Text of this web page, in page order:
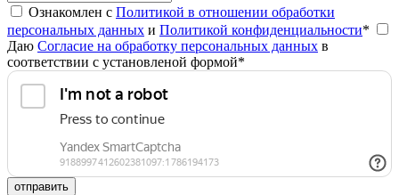
Ознакомлен с Политикой в отношении обработки
персональных данных и Политикой конфиденциальности*
Даю Согласие на обработку персональных данных в
соответствии с установленой формой*
отправить